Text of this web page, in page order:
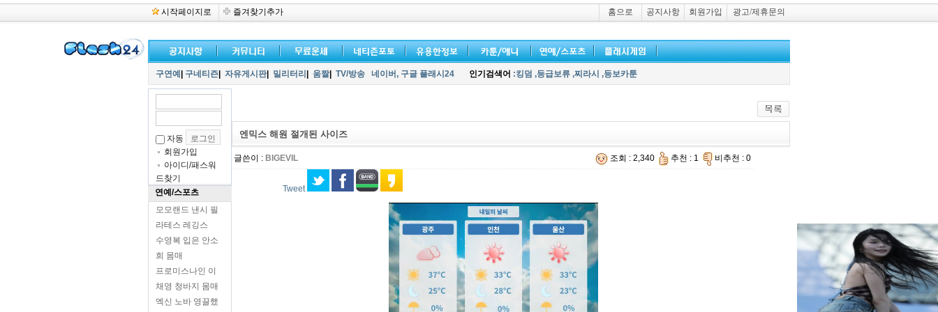
시작페이지로 즐겨찾기추가 홈으로 공지사항 회원가입 광고/제휴문의
구연예 구네티즌 자유게시판| 밀리터리 움짤| TV/방송 네이버, 구글 플래시24 인기검색어 :킹덤 ,등급보류 ,찌라시 ,등보카툰
자동
회원가입
아이디/패스워
드찾기
연예/스포츠
모모랜드 낸시 필
라테스 레깅스
수영복 입은 안소
희 몸매
프로미스나인 이
채영 청바지 몸매
엑신 노바 영끌했
엔믹스 해원 절개된 사이즈
글쓴이 : BIGEVIL 조회 : 2,340 추천 : 1 비추천 : 0
Tweet